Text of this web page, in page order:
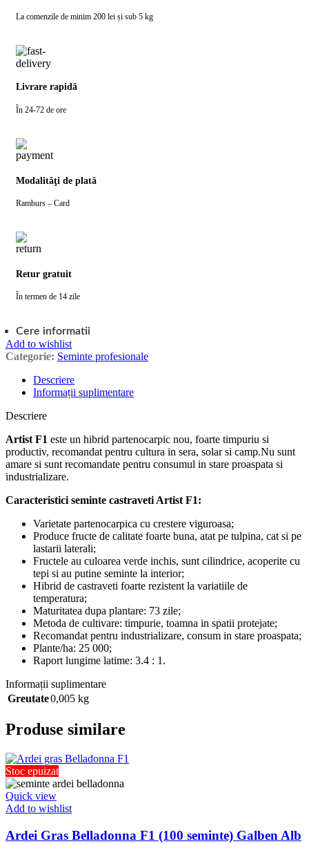
La comenzile de minim 200 lei și sub 5 kg
Livrare rapidă
În 24-72 de ore
Modalităţi de plată
Ramburs – Card
Retur gratuit
În termen de 14 zile
Cere informatii
Add to wishlist
Categorie: Seminte profesionale
Descriere
Informații suplimentare
Descriere
Artist F1 este un hibrid partenocarpic nou, foarte timpuriu si
productiv, recomandat pentru cultura in sera, solar si camp.Nu sunt
amare si sunt recomandate pentru consumul in stare proaspata si
industrializare.
Caracteristici seminte castraveti Artist F1:
Varietate partenocarpica cu crestere viguroasa;
Produce fructe de calitate foarte buna, atat pe tulpina, cat si pe
lastarii laterali;
Fructele au culoarea verde inchis, sunt cilindrice, acoperite cu
tepi si au putine seminte la interior;
Hibrid de castraveti foarte rezistent la variatiile de
temperatura;
Maturitatea dupa plantare: 73 zile;
Metoda de cultivare: timpurie, toamna in spatii protejate;
Recomandat pentru industrializare, consum in stare proaspata;
Plante/ha: 25 000;
Raport lungime latime: 3.4 : 1.
Informații suplimentare
Greutate0,005 kg
Produse similare
Stoc epuizat
Quick view
Add to wishlist
Ardei Gras Belladonna F1 (100 seminte) Galben Alb